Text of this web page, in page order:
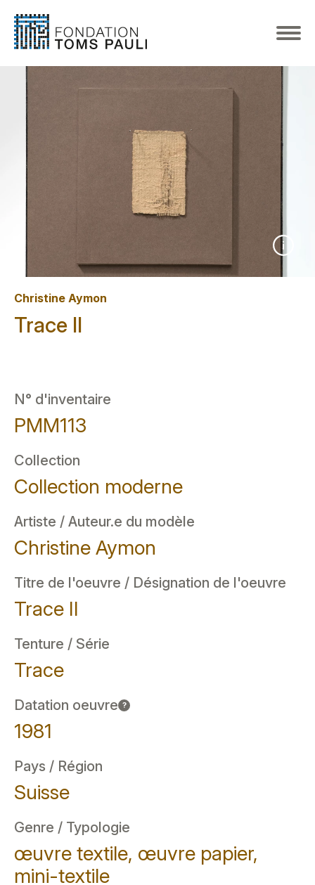
Christine Aymon
Trace II
N° d'inventaire
PMM113
Collection
Collection moderne
Artiste / Auteur.e du modèle
Christine Aymon
Titre de l'oeuvre / Désignation de l'oeuvre
Trace II
Tenture / Série
Trace
Datation oeuvre ?
1981
Pays / Région
Suisse
Genre / Typologie
œuvre textile, œuvre papier,
mini-textile